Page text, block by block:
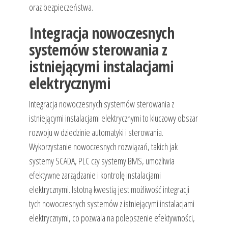
oraz bezpieczeństwa.
Integracja nowoczesnych
systemów sterowania z
istniejącymi instalacjami
elektrycznymi
Integracja nowoczesnych systemów sterowania z
istniejącymi instalacjami elektrycznymi to kluczowy obszar
rozwoju w dziedzinie automatyki i sterowania.
Wykorzystanie nowoczesnych rozwiązań, takich jak
systemy SCADA, PLC czy systemy BMS, umożliwia
efektywne zarządzanie i kontrolę instalacjami
elektrycznymi. Istotną kwestią jest możliwość integracji
tych nowoczesnych systemów z istniejącymi instalacjami
elektrycznymi, co pozwala na polepszenie efektywności,